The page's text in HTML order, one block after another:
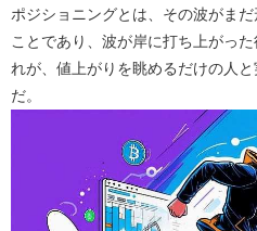
ポジショニングとは、その波がま
ことであり、波が岸に打ち上がっ
れが、値上がりを眺めるだけの人
だ。